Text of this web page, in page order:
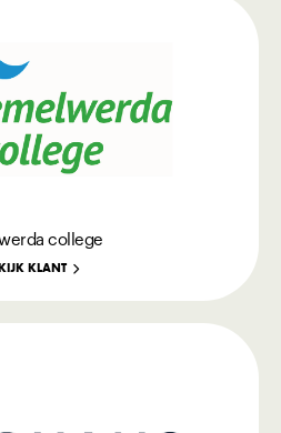
college
KLANT